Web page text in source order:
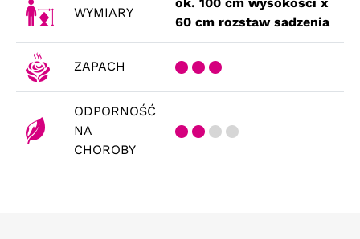
WYMIARY
60 cm rozstaw sadzenia
ZAPACH
ODPORNOŚĆ
NA
CHOROBY